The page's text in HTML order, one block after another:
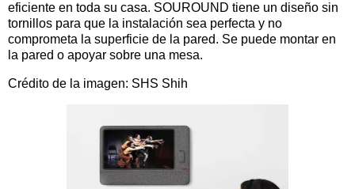
eficiente en toda su casa. SOUROUND tiene un diseño sin
tornillos para que la instalación sea perfecta y no
comprometa la superficie de la pared. Se puede montar en
la pared o apoyar sobre una mesa.
Crédito de la imagen: SHS Shih